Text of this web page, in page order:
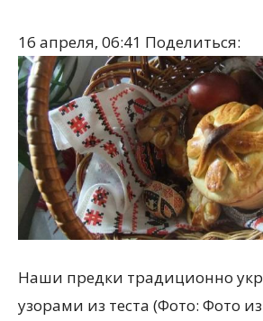
16 апреля, 06:41 Поделиться:
Наши предки традиционно
узорами из теста (Фото: Фото